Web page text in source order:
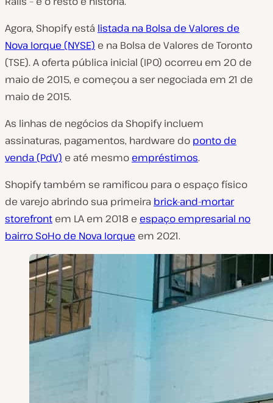
Agora, Shopify está listada na Bolsa de Valores de
Nova Iorque (NYSE) e na Bolsa de Valores de Toronto
(TSE). A oferta pública inicial (IPO) ocorreu em 20 de
maio de 2015, e começou a ser negociada em 21 de
maio de 2015.
As linhas de negócios da Shopify incluem
assinaturas, pagamentos, hardware do ponto de
venda (PdV) e até mesmo empréstimos.
Shopify também se ramificou para o espaço físico
de varejo abrindo sua primeira brick-and-mortar
storefront em LA em 2018 e espaço empresarial no
bairro SoHo de Nova Iorque em 2021.